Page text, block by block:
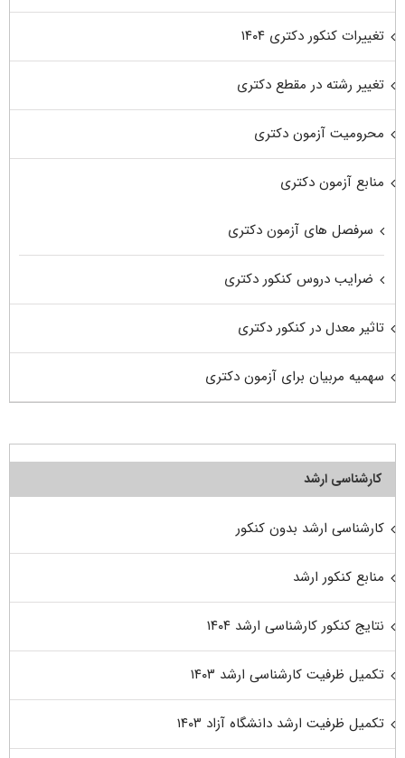
تغییرات کنکور دکتری ۱۴۰۴
تغییر رشته در مقطع دکتری
محرومیت آزمون دکتری
منابع آزمون دکتری
سرفصل های آزمون دکتری
ضرایب دروس کنکور دکتری
تاثیر معدل در کنکور دکتری
سهمیه مربیان برای آزمون دکتری
کارشناسی ارشد
کارشناسی ارشد بدون کنکور
منابع کنکور ارشد
نتایج کنکور کارشناسی ارشد ۱۴۰۴
تکمیل ظرفیت کارشناسی ارشد ۱۴۰۳
تکمیل ظرفیت ارشد دانشگاه آزاد ۱۴۰۳